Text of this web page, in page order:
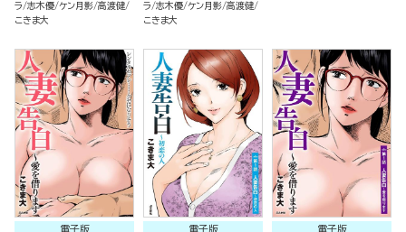
ラ 志木優 ケン月影 高渡健
こきま大
ラ 志木優 ケン月影 高渡健
こきま大
電子版 電子版 電子版